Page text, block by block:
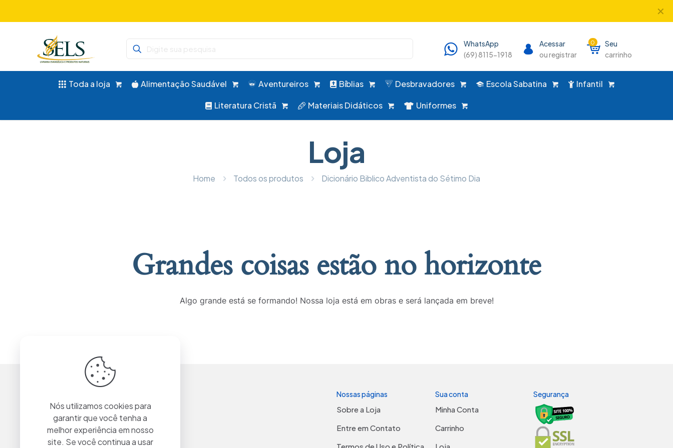
✕
WhatsApp
(69) 8115-1918
Acessar
ou registrar
0
Seu
carrinho
Toda a loja Alimentação Saudável Aventureiros Bíblias Desbravadores Escola Sabatina Infantil
Literatura Cristã Materiais Didáticos Uniformes
Loja
Home Todos os produtos Dicionário Biblico Adventista do Sétimo Dia
Grandes coisas estão no horizonte
Algo grande está se formando! Nossa loja está em obras e será lançada em breve!
Nossas páginas
Sobre a Loja
Entre em Contato
Termos de Uso e Política
Sua conta
Minha Conta
Carrinho
Loja
Segurança
Nós utilizamos cookies para
garantir que você tenha a
melhor experiência em nosso
site. Se você continua a usar